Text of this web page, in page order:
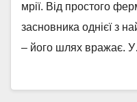
мрії. Від простого
засновника однієї з
– його шлях вражає.